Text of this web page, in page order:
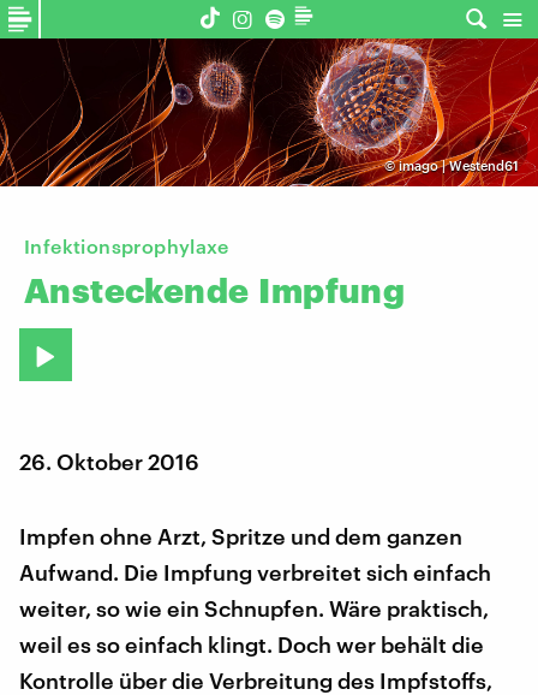
©imago | Westend61
Infektionsprophylaxe
Ansteckende Impfung
26. Oktober 2016
Impfen ohne Arzt, Spritze und dem ganzen
Aufwand. Die Impfung verbreitet sich einfach
weiter, so wie ein Schnupfen. Wäre praktisch,
weil es so einfach klingt. Doch wer behält die
Kontrolle über die Verbreitung des Impfstoffs,